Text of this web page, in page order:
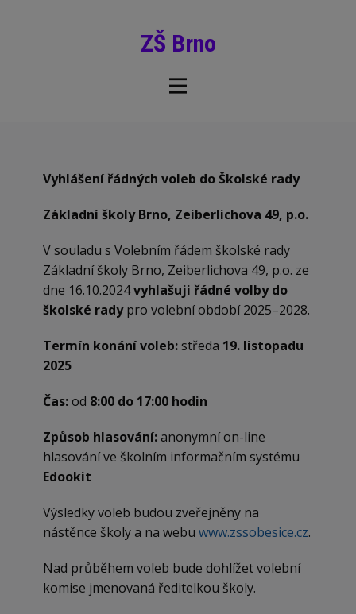
ZŠ Brno
Vyhlášení řádných voleb do Školské rady
Základní školy Brno, Zeiberlichova 49, p.o.
V souladu s Volebním řádem školské rady
Základní školy Brno, Zeiberlichova 49, p.o. ze
dne 16.10.2024vyhlašuji řádné volby do
školské radypro volební období 2025–2028.
Termín konání voleb:středa 19. listopadu
2025
Čas:od 8:00 do 17:00 hodin
Způsob hlasování:anonymní on-line
hlasování ve školním informačním systému
Edookit
Výsledky voleb budou zveřejněny na
nástěnce školy a na webu www.zssobesice.cz.
Nad průběhem voleb bude dohlížet volební
komise jmenovaná ředitelkou školy.